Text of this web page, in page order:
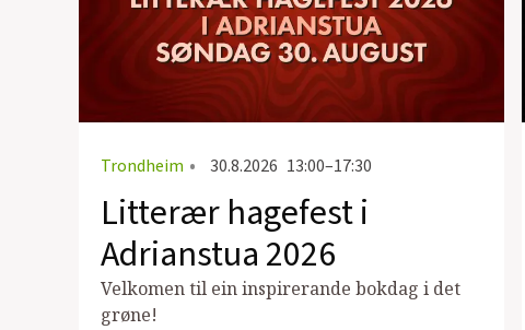
Trondheim • 30.8.2026 13:00–17:30
Litterær hagefest i
Adrianstua 2026
Velkomen til ein inspirerande bokdag i det
grøne!